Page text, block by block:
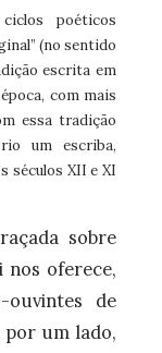
poéticos
(no sentido
escrita em
com mais
essa tradição
um escriba,
séculos XII e XI
sobre
oferece,
ouvintes de
um lado,